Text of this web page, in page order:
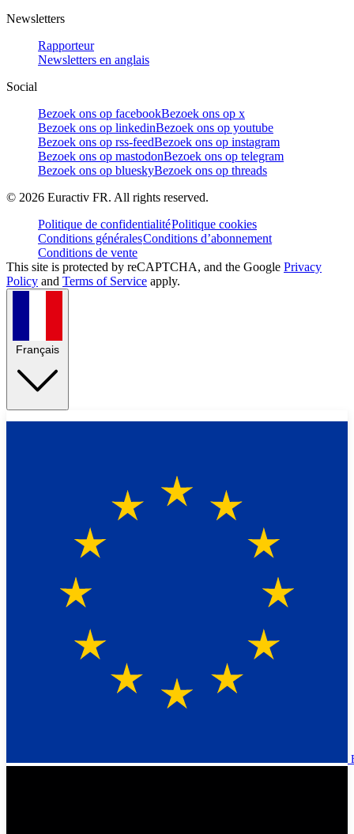
Newsletters
Rapporteur
Newsletters en anglais
Social
Bezoek ons op facebookBezoek ons op x
Bezoek ons op linkedinBezoek ons op youtube
Bezoek ons op rss-feedBezoek ons op instagram
Bezoek ons op mastodonBezoek ons op telegram
Bezoek ons op blueskyBezoek ons op threads
© 2026 Euractiv FR. All rights reserved.
Politique de confidentialitéPolitique cookies
Conditions généralesConditions d’abonnement
Conditions de vente
This site is protected by reCAPTCHA, and the Google Privacy
Policy and Terms of Service apply.
Français